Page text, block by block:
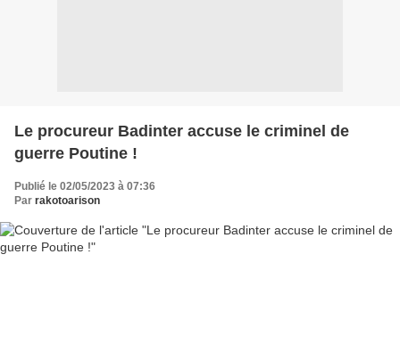
Le procureur Badinter accuse le criminel de
guerre Poutine !
Publié le 02/05/2023 à 07:36
Par rakotoarison